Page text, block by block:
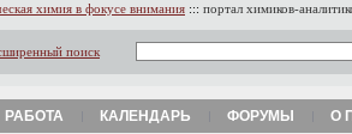
химия в фокусе внимания ::: портал химиков-
поиск
РАБОТА КАЛЕНДАРЬ ФОРУМЫ О